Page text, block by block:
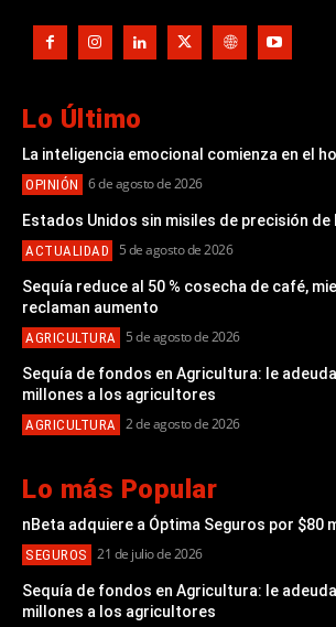
Lo Último
La inteligencia emocional comienza en el
OPINIÓN 6 de agosto de 2026
Estados Unidos sin misiles de precisión
ACTUALIDAD 5 de agosto de 2026
Sequía reduce al 50 % cosecha de café,
reclaman aumento
AGRICULTURA 5 de agosto de 2026
Sequía de fondos en Agricultura: le
millones a los agricultores
AGRICULTURA 2 de agosto de 2026
Lo más Popular
nBeta adquiere a Óptima Seguros por $80
SEGUROS 21 de julio de 2026
Sequía de fondos en Agricultura: le
millones a los agricultores